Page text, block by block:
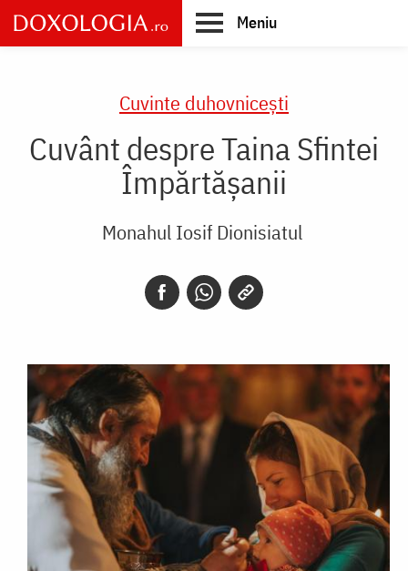
Skip
to
main
Meniu
Cuvinte duhovnicești
Cuvânt despre Taina Sfintei
Împărtășanii
Monahul Iosif Dionisiatul